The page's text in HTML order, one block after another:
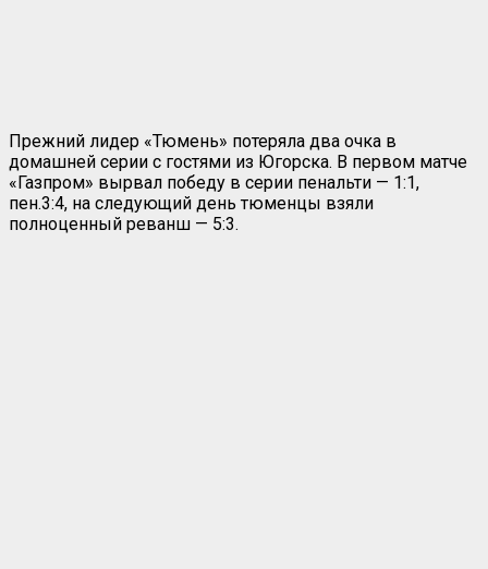
Прежний лидер «Тюмень» потеряла два очка в
домашней серии с гостями из Югорска. В первом матче
«Газпром» вырвал победу в серии пенальти — 1:1,
пен.3:4, на следующий день тюменцы взяли
полноценный реванш — 5:3.